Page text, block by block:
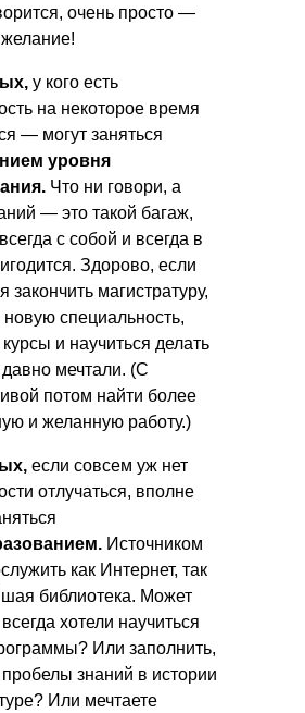
очень просто —
у кого есть
на некоторое время
— могут заняться
уровня
Что ни говори, а
— это такой багаж,
с собой и всегда в
Здорово, если
закончить магистратуру,
новую специальность,
курсы и научиться делать
мечтали. (С
потом найти более
и желанную работу.)
если совсем уж нет
отлучаться, вполне
Источником
как Интернет, так
библиотека. Может
хотели научиться
Или заполнить,
знаний в истории
Или мечтаете